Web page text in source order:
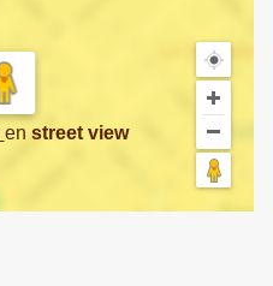
en street view